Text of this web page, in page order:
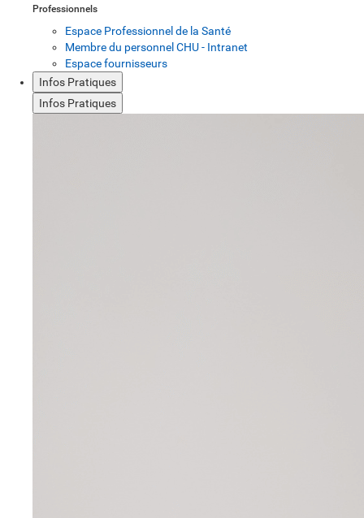
Professionnels
Espace Professionnel de la Santé
Membre du personnel CHU - Intranet
Espace fournisseurs
Infos Pratiques
Infos Pratiques